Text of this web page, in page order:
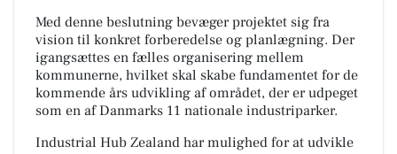
Med denne beslutning bevæger projektet sig fra
vision til konkret forberedelse og planlægning. Der
igangsættes en fælles organisering mellem
kommunerne, hvilket skal skabe fundamentet for de
kommende års udvikling af området, der er udpeget
som en af Danmarks 11 nationale industriparker.
Industrial Hub Zealand har mulighed for at udvikle